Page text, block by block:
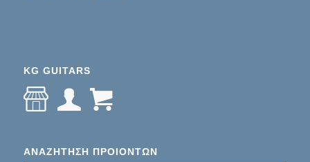
KG GUITARS
ΑΝΑΖΉΤΗΣΗ ΠΡΟΊΌΝΤΩΝ